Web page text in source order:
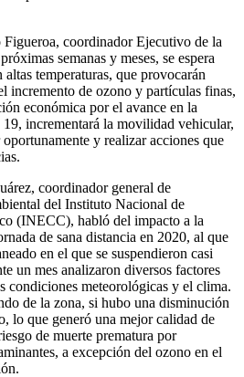
coordinador Ejecutivo de la
semanas y meses, se espera
altas temperaturas, que provocarán
incremento de ozono y partículas finas,
económica por el avance en la
incrementará la movilidad vehicular,
y realizar acciones que
coordinador general de
del Instituto Nacional de
(INECC), habló del impacto a la
de sana distancia en 2020, al que
en el que se suspendieron casi
un mes analizaron diversos factores
condiciones meteorológicas y el clima.
de la zona, si hubo una disminución
lo que generó una mejor calidad de
de muerte prematura por
a excepción del ozono en el